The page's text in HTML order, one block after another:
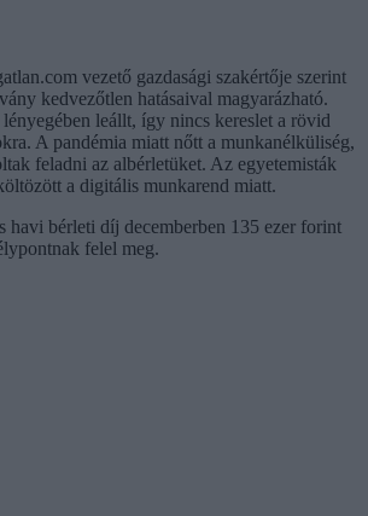
vezető gazdasági szakértője szerint
kedvezőtlen hatásaival magyarázható.
leállt, így nincs kereslet a rövid
A pandémia miatt nőtt a munkanélküliség,
feladni az albérletüket. Az egyetemisták
a digitális munkarend miatt.
havi bérleti díj decemberben 135 ezer forint
felel meg.